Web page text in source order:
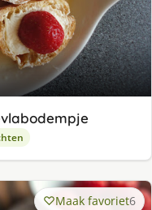
Maak favoriet6